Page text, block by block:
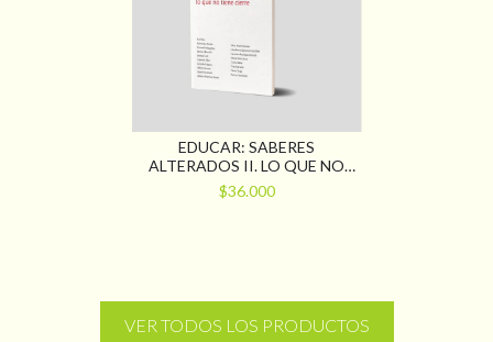
EDUCAR: SABERES
ALTERADOS II. LO QUE NO
TIENE CIERRE
$36.000
VER TODOS LOS PRODUCTOS